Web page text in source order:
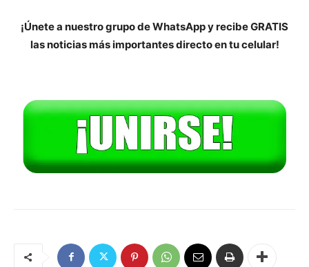
¡Únete a nuestro grupo de WhatsApp y recibe GRATIS
las noticias más importantes directo en tu celular!